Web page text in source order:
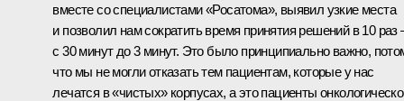
вместе со специалистами «Росатома», выявил узкие места
и позволил нам сократить время принятия решений в 10 раз
с 30 минут до 3 минут. Это было принципиально важно,
что мы не могли отказать тем пациентам, которые у нас
лечатся в «чистых» корпусах, а это пациенты